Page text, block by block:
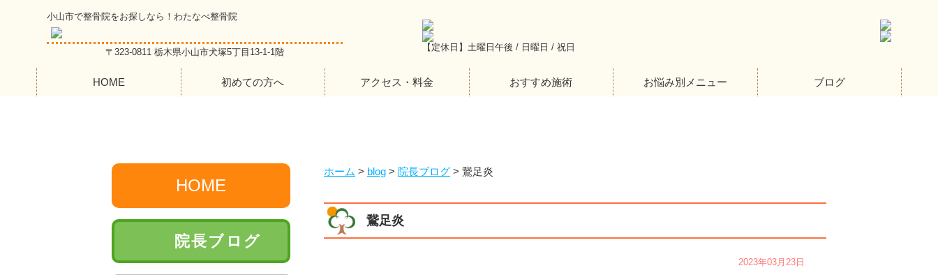
小山市で整骨院をお探しなら！わたなべ整骨院
〒323-0811 栃木県小山市犬塚5丁目13-1-1階 【定休日】土曜日午後 / 日曜日 / 祝日
HOME 初めての方へ アクセス・料金 おすすめ施術 お悩み別メニュー ブログ
ホーム > blog > 院長ブログ > 鵞足炎
鵞足炎
2023年03月23日
HOME
院長ブログ